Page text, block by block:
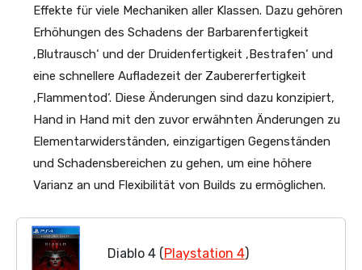
Effekte für viele Mechaniken aller Klassen. Dazu gehören
Erhöhungen des Schadens der Barbarenfertigkeit
‚Blutrausch‘ und der Druidenfertigkeit ‚Bestrafen‘ und
eine schnellere Aufladezeit der Zaubererfertigkeit
‚Flammentod‘. Diese Änderungen sind dazu konzipiert,
Hand in Hand mit den zuvor erwähnten Änderungen zu
Elementarwiderständen, einzigartigen Gegenständen
und Schadensbereichen zu gehen, um eine höhere
Varianz an und Flexibilität von Builds zu ermöglichen.
Diablo 4 (Playstation 4)